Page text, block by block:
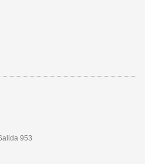
953